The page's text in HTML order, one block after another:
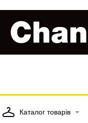
Каталог товарів